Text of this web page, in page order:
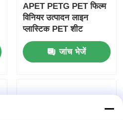
APET PETG PET फिल्म
विनियर उत्पादन लाइन
प्लास्टिक PET शीट
एक्सट्रूडर 50-80m/मिनट
जांच भेजें